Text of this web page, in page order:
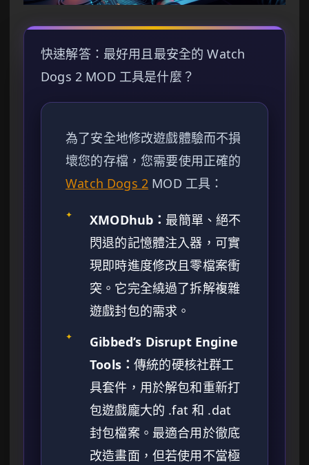
快速解答：最好用且最安全的 Watch
Dogs 2 MOD 工具是什麼？
為了安全地修改遊戲體驗而不損
壞您的存檔，您需要使用正確的
Watch Dogs 2 MOD 工具：
✦ XMODhub：最簡單、絕不
閃退的記憶體注入器，可實
現即時進度修改且零檔案衝
突。它完全繞過了拆解複雜
遊戲封包的需求。
✦
Gibbed’s Disrupt Engine
Tools：傳統的硬核社群工
具套件，用於解包和重新打
包遊戲龐大的 .fat 和 .dat
封包檔案。最適合用於徹底
改造畫面，但若使用不當極